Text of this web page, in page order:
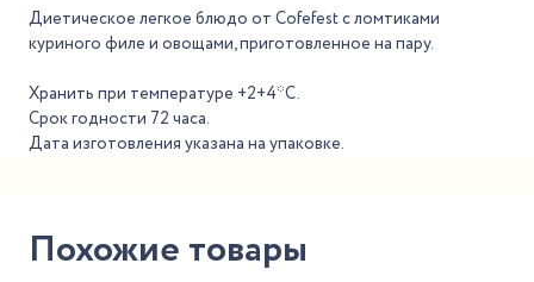
Диетическое легкое блюдо от Cofefest с ломтиками
куриного филе и овощами, приготовленное на пару.
Хранить при температуре +2+4*С.
Срок годности 72 часа.
Дата изготовления указана на упаковке.
Похожие товары